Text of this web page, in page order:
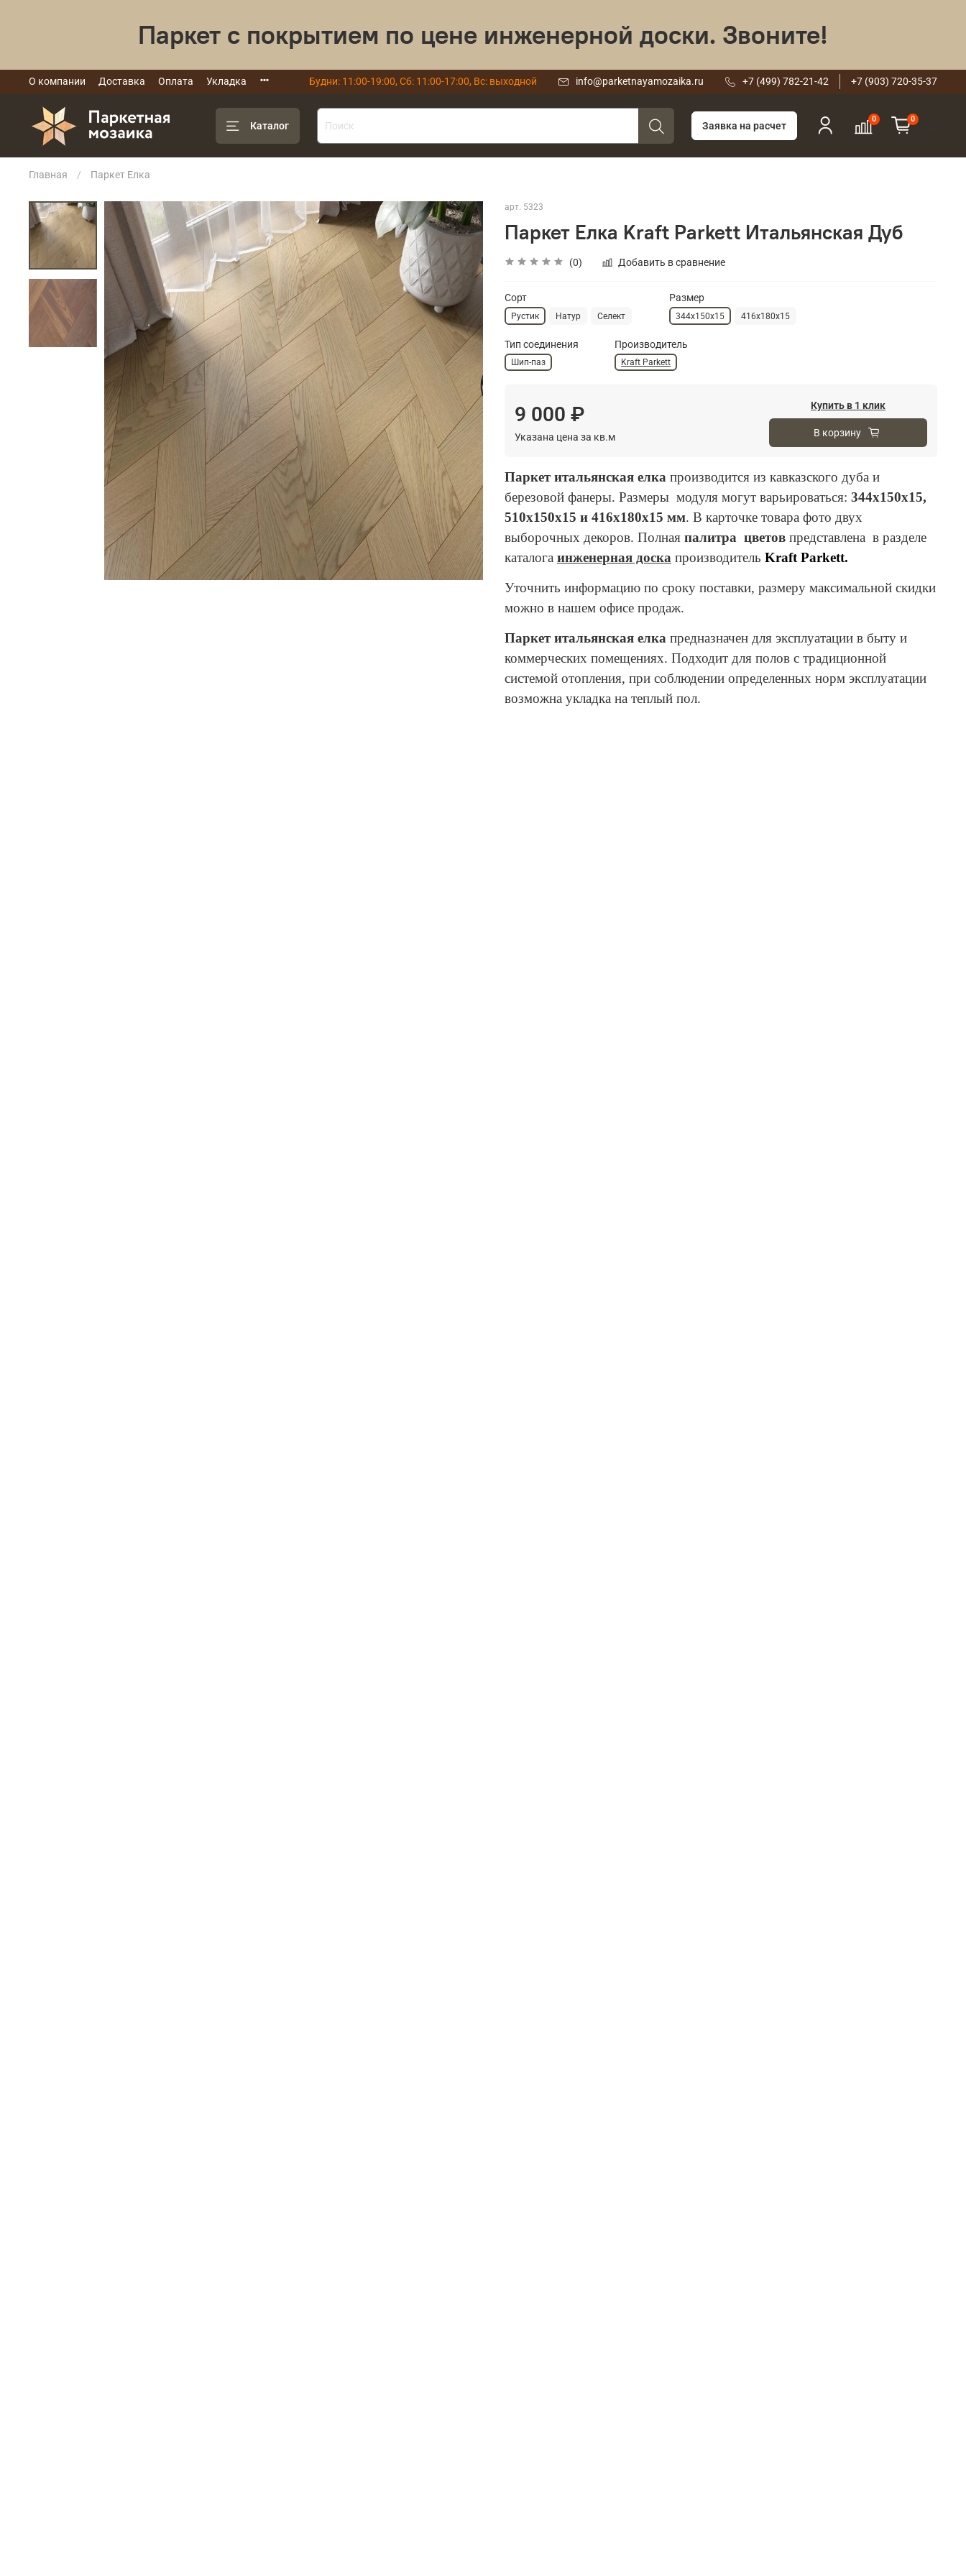
Паркет с покрытием по цене инженерной доски. Звоните!
О компании Доставка Оплата Укладка Будни: 11:00-19:00, Сб: 11:00-17:00, Вс: выходной info@parketnayamozaika.ru +7 (499) 782-21-42 +7 (903) 720-35-37
Каталог Заявка на расчет
0 0
Главная Паркет Елка
арт. 5323
Паркет Елка Kraft Parkett Итальянская Дуб
(0) Добавить в сравнение
Сорт
Рустик Натур Селект
Размер
344х150х15 416х180х15
Тип соединения
Шип-паз
Производитель
Kraft Parkett
9 000 ₽
Указана цена за кв.м
Купить в 1 клик
В корзину
Паркет итальянская елка производится из кавказского дуба и
березовой фанеры. Размеры модуля могут варьироваться: 344х150х15,
510х150х15 и 416х180х15 мм. В карточке товара фото двух
выборочных декоров. Полная палитра цветов представлена в разделе
каталога инженерная доска производитель Kraft Parkett.
Уточнить информацию по сроку поставки, размеру максимальной скидки
можно в нашем офисе продаж.
Паркет итальянская елка предназначен для эксплуатации в быту и
коммерческих помещениях. Подходит для полов с традиционной
системой отопления, при соблюдении определенных норм эксплуатации
возможна укладка на теплый пол.